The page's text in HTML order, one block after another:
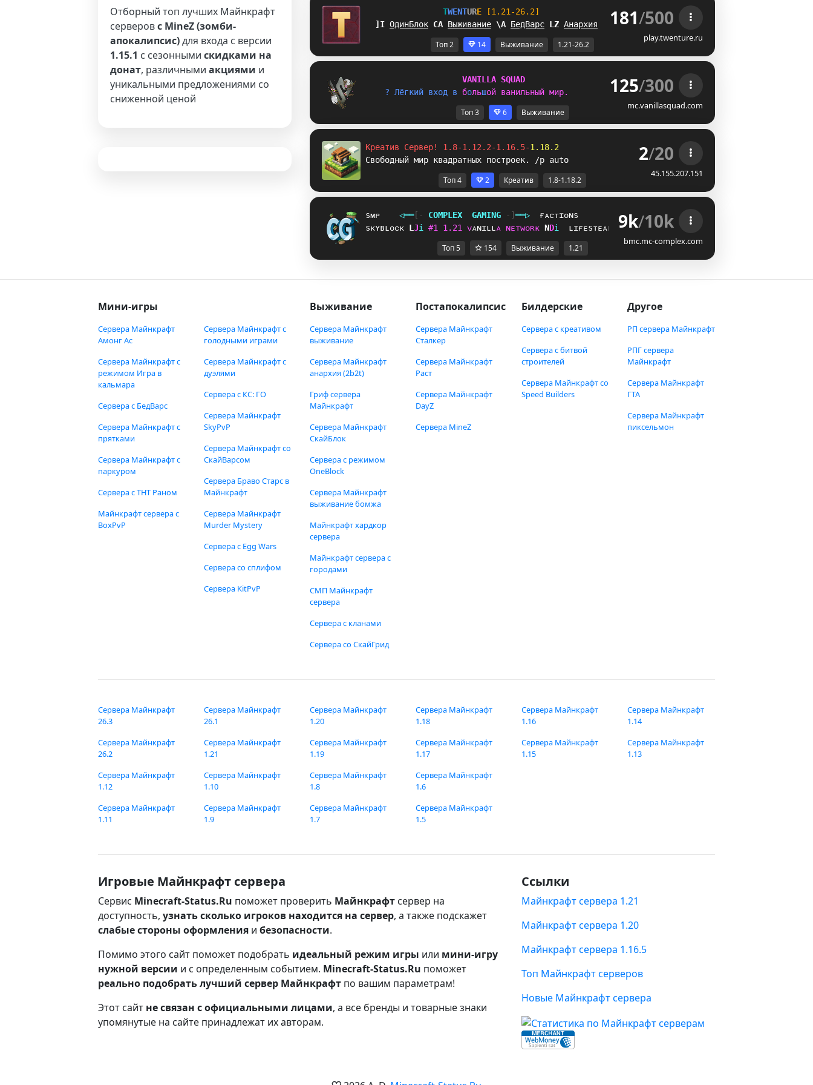
Отборный топ лучших Майнкрафт
серверовс MineZ (зомби-
апокалипсис)для входа с версии
1.15.1 с сезонными скидками на
донат, различными акциями и
уникальными предложениями со
сниженной ценой
TWENTURE
[1.21-26.2]
SP ОдинБлок AY Выживание AB БедВарс K J Анархия 181/500
play.twenture.ru
Топ 2 14 Выживание 1.21-26.2
VANIL L A SQUAD
? Лёгкий вход в большой ванильный мир. 125/300
mc.vanillasquad.com
Топ 3 6 Выживание
Креатив Сервер! 1.8-1.12.2-1.16.5-1.18.2
Свободный мир квадратных построек. /p auto
2/20
45.155.207.151
Топ 4 2 Креатив 1.8-1.18.2
sᴍᴘ ◁══[‐ COMPL EX GAMING ‐]══▷
ғᴀᴄᴛɪᴏɴs
sᴋʏʙʟᴏᴄᴋ L Ti #1 1 . 21 ᴠᴀɴɪʟʟᴀ ɴᴇᴛᴡᴏʀᴋ ]Ai ʟɪғᴇsᴛᴇᴀʟ 9k/10k
bmc.mc-complex.com
Топ 5 154 Выживание 1.21
Мини-игры
Сервера Майнкрафт
Амонг Ас
Сервера Майнкрафт с
режимом Игра в
кальмара
Сервера с БедВарс
Сервера Майнкрафт с
прятками
Сервера Майнкрафт с
паркуром
Сервера с ТНТ Раном
Майнкрафт сервера с
BoxPvP
Сервера Майнкрафт с
голодными играми
Сервера Майнкрафт с
дуэлями
Сервера с КС: ГО
Сервера Майнкрафт
SkyPvP
Сервера Майнкрафт со
СкайВарсом
Сервера Браво Старс в
Майнкрафт
Сервера Майнкрафт
Murder Mystery
Сервера с Egg Wars
Сервера со сплифом
Сервера KitPvP
Выживание
Сервера Майнкрафт
выживание
Сервера Майнкрафт
анархия (2b2t)
Гриф сервера
Майнкрафт
Сервера Майнкрафт
СкайБлок
Сервера с режимом
OneBlock
Сервера Майнкрафт
выживание бомжа
Майнкрафт хардкор
сервера
Майнкрафт сервера с
городами
СМП Майнкрафт
сервера
Сервера с кланами
Сервера со СкайГрид
Постапокалипсис
Сервера Майнкрафт
Сталкер
Сервера Майнкрафт
Раст
Сервера Майнкрафт
DayZ
Сервера MineZ
Билдерские
Сервера с креативом
Сервера с битвой
строителей
Сервера Майнкрафт со
Speed Builders
Другое
РП сервера Майнкрафт
РПГ сервера
Майнкрафт
Сервера Майнкрафт
ГТА
Сервера Майнкрафт
пиксельмон
Сервера Майнкрафт
26.3
Сервера Майнкрафт
26.2
Сервера Майнкрафт
26.1
Сервера Майнкрафт
1.21
Сервера Майнкрафт
1.20
Сервера Майнкрафт
1.19
Сервера Майнкрафт
1.18
Сервера Майнкрафт
1.17
Сервера Майнкрафт
1.16
Сервера Майнкрафт
1.15
Сервера Майнкрафт
1.14
Сервера Майнкрафт
1.13
Сервера Майнкрафт
1.12
Сервера Майнкрафт
1.11
Сервера Майнкрафт
1.10
Сервера Майнкрафт
1.9
Сервера Майнкрафт
1.8
Сервера Майнкрафт
1.7
Сервера Майнкрафт
1.6
Сервера Майнкрафт
1.5
Игровые Майнкрафт сервера
Сервис Minecraft-Status.Ru поможет проверить Майнкрафт сервер на
доступность, узнать сколько игроков находится на сервер, а также подскажет
слабые стороны оформления и безопасности.
Помимо этого сайт поможет подобрать идеальный режим игры или мини-игру
нужной версии и с определенным событием. Minecraft-Status.Ru поможет
реально подобрать лучший сервер Майнкрафт по вашим параметрам!
Этот сайт не связан с официальными лицами, а все бренды и товарные знаки
упомянутые на сайте принадлежат их авторам.
Ссылки
Майнкрафт сервера 1.21
Майнкрафт сервера 1.20
Майнкрафт сервера 1.16.5
Топ Майнкрафт серверов
Новые Майнкрафт сервера